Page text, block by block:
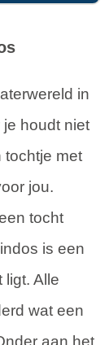
in
houdt niet
tochtje met
jou.
tocht
is een
ligt. Alle
wat een
aan het